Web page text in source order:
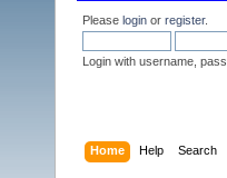
Please login or register.
Login with username,
Home Help Search